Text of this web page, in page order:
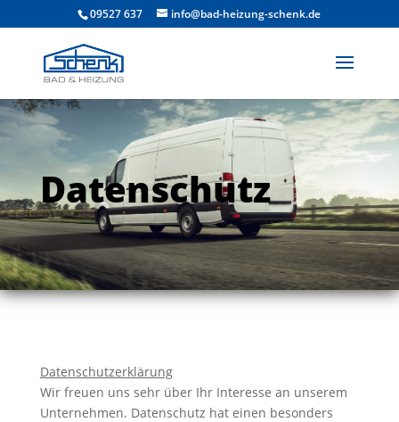
09527 637 info@bad-heizung-schenk.de
Datenschutz
Datenschutzerklärung
Wir freuen uns sehr über Ihr Interesse an unserem
Unternehmen. Datenschutz hat einen besonders